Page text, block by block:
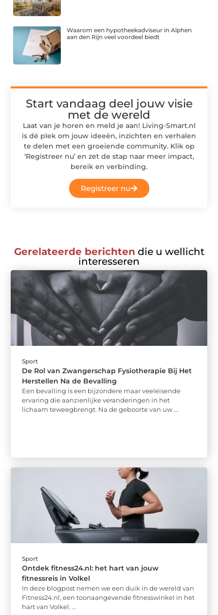
Waarom een hypotheekadviseur in Alphen
aan den Rijn veel voordeel biedt
Start vandaag deel jouw visie
met de wereld
Laat van je horen en meld je aan! Living-Smart.nl
is dé plek om jouw ideeën, inzichten en verhalen
te delen met een groeiende community. Klik op
‘Registreer nu’ en zet de stap naar meer impact,
bereik en verbinding.
Registreer nu
Gerelateerde berichten die u wellicht
interesseren
Sport
De Rol van Zwangerschap Fysiotherapie Bij Het
Herstellen Na de Bevalling
Een bevalling is een bijzondere maar veeleisende
ervaring die aanzienlijke veranderingen in het
lichaam teweegbrengt. Na de geboorte van uw ...
Sport
Ontdek fitness24.nl: het hart van jouw
fitnessreis in Volkel
In deze blogpost nemen we een duik in de wereld van
Fitness24.nl, een toonaangevende fitnesswinkel in het
hart van Volkel. ...